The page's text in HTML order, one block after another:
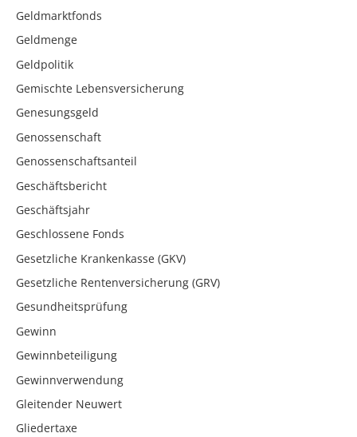
Geldmarktfonds
Geldmenge
Geldpolitik
Gemischte Lebensversicherung
Genesungsgeld
Genossenschaft
Genossenschaftsanteil
Geschäftsbericht
Geschäftsjahr
Geschlossene Fonds
Gesetzliche Krankenkasse (GKV)
Gesetzliche Rentenversicherung (GRV)
Gesundheitsprüfung
Gewinn
Gewinnbeteiligung
Gewinnverwendung
Gleitender Neuwert
Gliedertaxe